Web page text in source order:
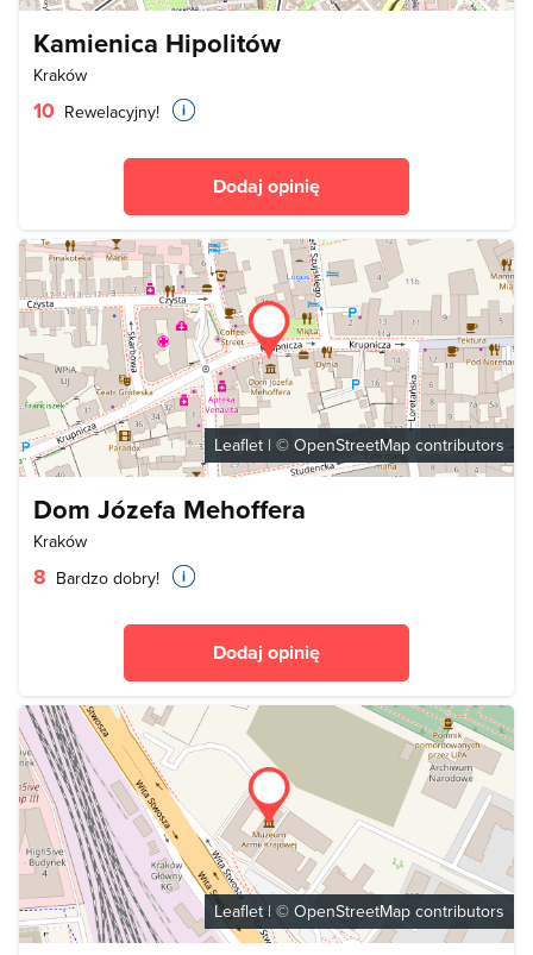
Kamienica Hipolitów
Kraków
10 Rewelacyjny!
Dodaj opinię
Leaflet | © OpenStreetMap contributors
Dom Józefa Mehoffera
Kraków
8 Bardzo dobry!
Dodaj opinię
Leaflet| © OpenStreetMap contributors